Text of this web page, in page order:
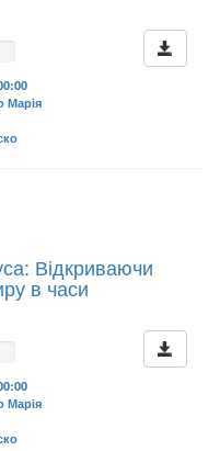
Марія
Відкриваючи
в часи
Марія